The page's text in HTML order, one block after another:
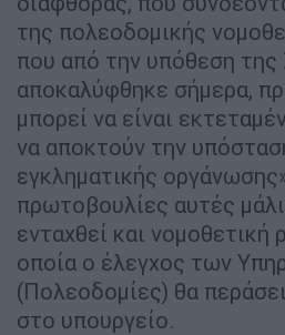
της πολεοδομικής
που από την υπόθεση της
αποκαλύφθηκε σήμερα,
μπορεί να είναι
να αποκτούν την
εγκληματικής
πρωτοβουλίες αυτές
ενταχθεί και νομοθετική
οποία ο έλεγχος των
(Πολεοδομίες) θα
στο υπουργείο.